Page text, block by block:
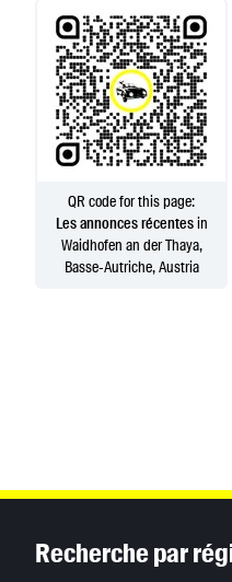
QR code for this page:
Les annonces récentesin
Waidhofen an der Thaya,
Basse-Autriche, Austria
Recherche par